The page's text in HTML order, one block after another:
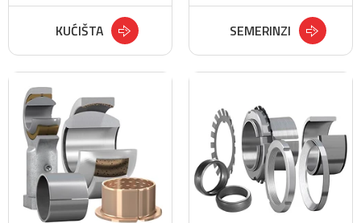
KUĆIŠTA SEMERINZI